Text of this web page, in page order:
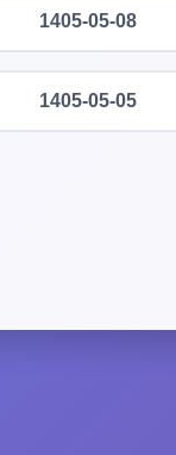
1405-05-08
1405-05-05